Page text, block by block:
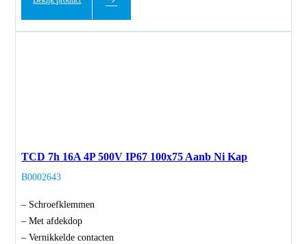
TCD 7h 16A 4P 500V IP67 100x75 Aanb Ni Kap
B0002643
– Schroefklemmen
– Met afdekdop
– Vernikkelde contacten